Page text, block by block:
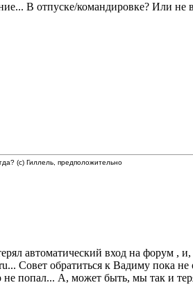
В отпуске/командировке? Или не
(с) Гиллель, предположительно
автоматический вход на форум , и,
Совет обратиться к Вадиму пока не
попал... А, может быть, мы так и